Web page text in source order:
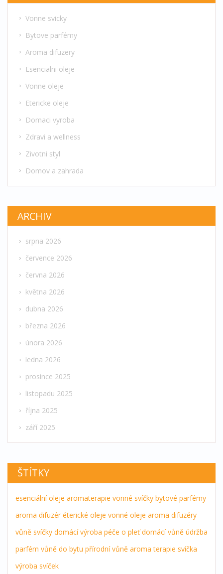
Vonne svicky
Bytove parfémy
Aroma difuzery
Esencialni oleje
Vonne oleje
Etericke oleje
Domaci vyroba
Zdravi a wellness
Zivotni styl
Domov a zahrada
ARCHIV
srpna 2026
července 2026
června 2026
května 2026
dubna 2026
března 2026
února 2026
ledna 2026
prosince 2025
listopadu 2025
října 2025
září 2025
ŠTÍTKY
esenciální oleje aromaterapie vonné svíčky bytové parfémy
aroma difuzér éterické oleje vonné oleje aroma difuzéry
vůně svíčky domácí výroba péče o pleť domácí vůně údržba
parfém vůně do bytu přírodní vůně aroma terapie svíčka
výroba svíček